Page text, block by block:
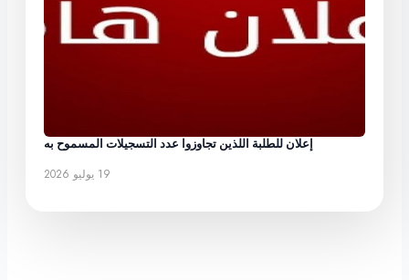
إعلان للطلبة اللذين تجاوزوا عدد التسجيلات المسموح به
19 يوليو 2026